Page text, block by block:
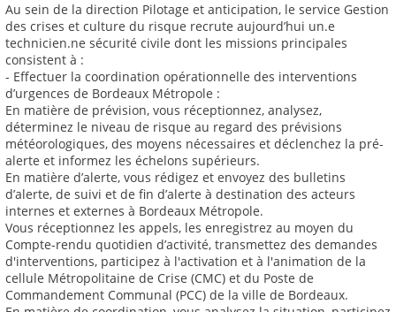
Au sein de la direction Pilotage et anticipation, le service Gestion
des crises et culture du risque recrute aujourd’hui un.e
technicien.ne sécurité civile dont les missions principales
consistent à :
- Effectuer la coordination opérationnelle des interventions
d’urgences de Bordeaux Métropole :
En matière de prévision, vous réceptionnez, analysez,
déterminez le niveau de risque au regard des prévisions
météorologiques, des moyens nécessaires et déclenchez la pré-
alerte et informez les échelons supérieurs.
En matière d’alerte, vous rédigez et envoyez des bulletins
d’alerte, de suivi et de fin d’alerte à destination des acteurs
internes et externes à Bordeaux Métropole.
Vous réceptionnez les appels, les enregistrez au moyen du
Compte-rendu quotidien d’activité, transmettez des demandes
d'interventions, participez à l'activation et à l'animation de la
cellule Métropolitaine de Crise (CMC) et du Poste de
Commandement Communal (PCC) de la ville de Bordeaux.